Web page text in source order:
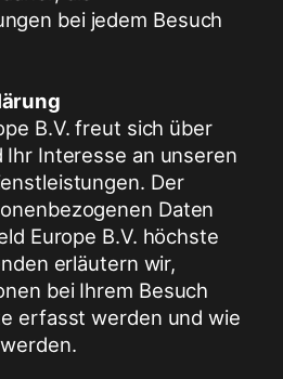
bei jedem Besuch
B.V. freut sich über
Ihr Interesse an unseren
Der
Daten
Europe B.V. höchste
erläutern wir,
bei Ihrem Besuch
erfasst werden und wie